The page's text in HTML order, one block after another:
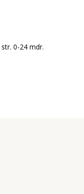
0-24 mdr.